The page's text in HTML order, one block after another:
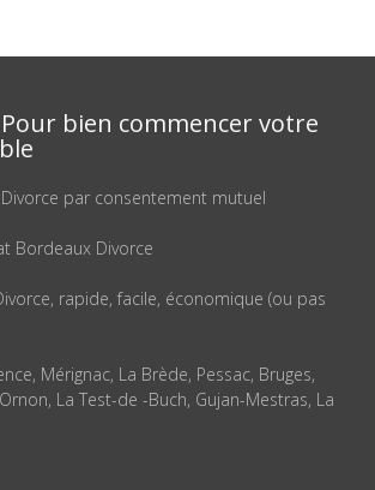
Pour bien commencer votre
par consentement mutuel
Bordeaux Divorce
rapide, facile, économique (ou pas
Mérignac, La Brède, Pessac, Bruges,
La Test-de -Buch, Gujan-Mestras, La